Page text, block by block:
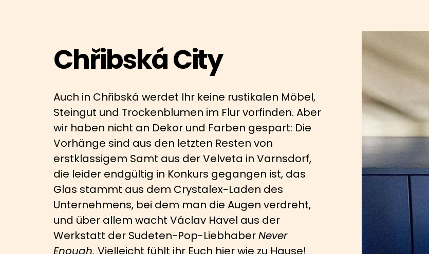
Chřibská City
Auch in Chřibská werdet Ihr keine rustikalen Möbel,
Steingut und Trockenblumen im Flur vorfinden. Aber
wir haben nicht an Dekor und Farben gespart: Die
Vorhänge sind aus den letzten Resten von
erstklassigem Samt aus der Velveta in Varnsdorf,
die leider endgültig in Konkurs gegangen ist, das
Glas stammt aus dem Crystalex-Laden des
Unternehmens, bei dem man die Augen verdreht,
und über allem wacht Václav Havel aus der
Werkstatt der Sudeten-Pop-LiebhaberNever
Enough. Vielleicht fühlt ihr Euch hier wie zu Hause!